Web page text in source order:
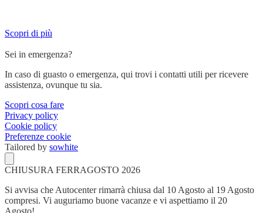
Scopri di più
Sei in emergenza?
In caso di guasto o emergenza, qui trovi i contatti utili per ricevere
assistenza, ovunque tu sia.
Scopri cosa fare
Privacy policy
Cookie policy
Preferenze cookie
Tailored by sowhite
CHIUSURA FERRAGOSTO 2026
Si avvisa che Autocenter rimarrà chiusa dal 10 Agosto al 19 Agosto
compresi. Vi auguriamo buone vacanze e vi aspettiamo il 20